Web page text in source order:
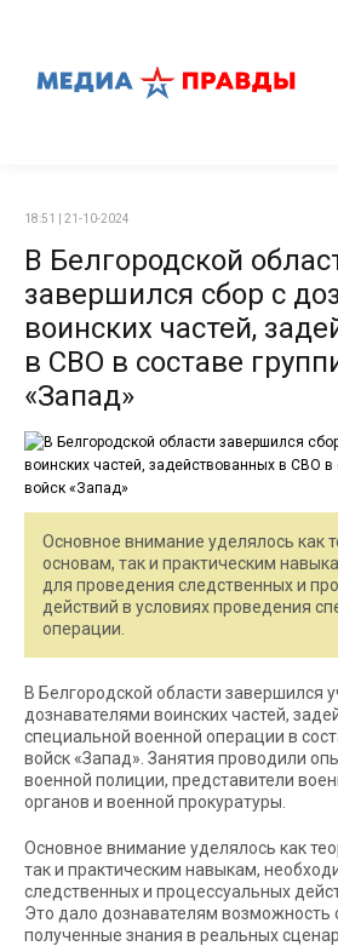
18:51 | 21-10-2024
В Белгородской
завершился сбор с
воинских частей,
в СВО в составе
«Запад»
Основное внимание уделялось как
основам, так и практическим
для проведения следственных и
действий в условиях проведения
операции.
В Белгородской области завершился
дознавателями воинских частей,
специальной военной операции в
войск «Запад». Занятия проводили
военной полиции, представители
органов и военной прокуратуры.
Основное внимание уделялось как
так и практическим навыкам,
следственных и процессуальных
Это дало дознавателям возможность
полученные знания в реальных